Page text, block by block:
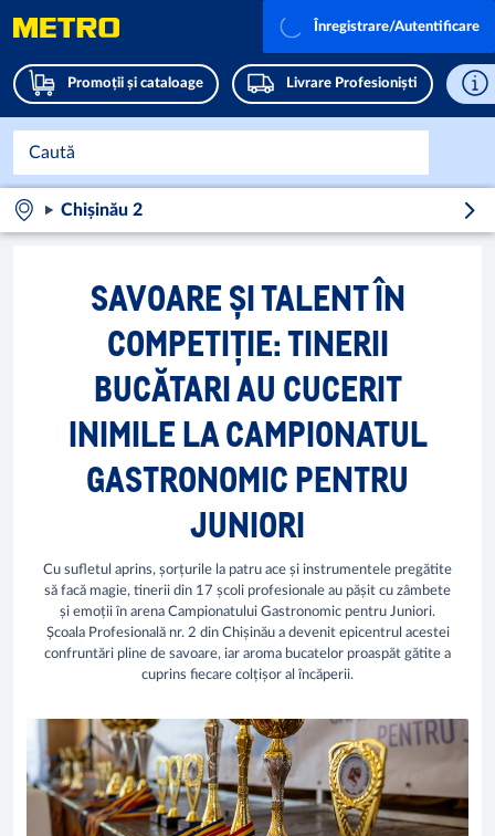
Promoții și cataloage Livrare Profesioniști
Înregistrare/Autentificare
Chișinău 2
SAVOARE ȘI TALENT ÎN
COMPETIȚIE: TINERII
BUCĂTARI AU CUCERIT
INIMILE LA CAMPIONATUL
GASTRONOMIC PENTRU
JUNIORI
Cu sufletul aprins, șorțurile la patru ace și instrumentele pregătite
să facă magie, tinerii din 17 școli profesionale au pășit cu zâmbete
și emoții în arena Campionatului Gastronomic pentru Juniori.
Școala Profesională nr. 2 din Chișinău a devenit epicentrul acestei
confruntări pline de savoare, iar aroma bucatelor proaspăt gătite a
cuprins fiecare colțișor al încăperii.